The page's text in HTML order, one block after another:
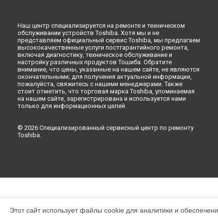
Наш центр специализируется на ремонте и техническом
обслуживании устройств Toshiba. Хотя мы и не
представляем официальный сервис Toshiba, мы предлагаем
высококачественные услуги постгарантийного ремонта,
включая диагностику, техническое обслуживание и
настройку различных продуктов Тошиба. Обратите
внимание, что цены, указанные на нашем сайте, не являются
окончательными; для получения актуальной информации,
пожалуйста, свяжитесь с нашими менеджерами. Также
стоит отметить, что торговая марка Toshiba, упоминаемая
на нашем сайте, зарегистрирована и используется нами
только для информационных целей.
© 2026 Специализированный сервисный центр по ремонту
Toshiba.
Этот сайт использует файлы cookie для аналитики и